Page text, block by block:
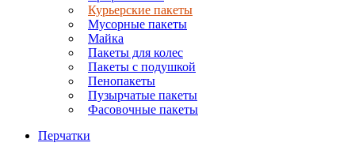
Курьерские пакеты
Мусорные пакеты
Майка
Пакеты для колес
Пакеты с подушкой
Пенопакеты
Пузырчатые пакеты
Фасовочные пакеты
Перчатки